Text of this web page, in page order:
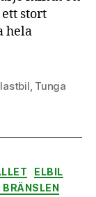
stort
hela
lastbil, Tunga
ELBIL
BRÄNSLEN